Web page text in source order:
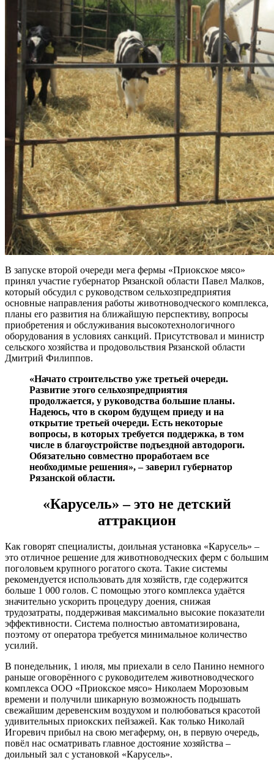
В запуске второй очереди мега фермы «Приокское мясо»
принял участие губернатор Рязанской области Павел Малков,
который обсудил с руководством сельхозпредприятия
основные направления работы животноводческого комплекса,
планы его развития на ближайшую перспективу, вопросы
приобретения и обслуживания высокотехнологичного
оборудования в условиях санкций. Присутствовал и министр
сельского хозяйства и продовольствия Рязанской области
Дмитрий Филиппов.
«Начато строительство уже третьей очереди.
Развитие этого сельхозпредприятия
продолжается, у руководства большие планы.
Надеюсь, что в скором будущем приеду и на
открытие третьей очереди. Есть некоторые
вопросы, в которых требуется поддержка, в том
числе в благоустройстве подъездной автодороги.
Обязательно совместно проработаем все
необходимые решения», – заверил губернатор
Рязанской области.
«Карусель» – это не детский
аттракцион
Как говорят специалисты, доильная установка «Карусель» –
это отличное решение для животноводческих ферм с большим
поголовьем крупного рогатого скота. Такие системы
рекомендуется использовать для хозяйств, где содержится
больше 1 000 голов. С помощью этого комплекса удаётся
значительно ускорить процедуру доения, снижая
трудозатраты, поддерживая максимально высокие показатели
эффективности. Система полностью автоматизирована,
поэтому от оператора требуется минимальное количество
усилий.
В понедельник, 1 июля, мы приехали в село Панино немного
раньше оговорённого с руководителем животноводческого
комплекса ООО «Приокское мясо» Николаем Морозовым
времени и получили шикарную возможность подышать
свежайшим деревенским воздухом и полюбоваться красотой
удивительных приокских пейзажей. Как только Николай
Игоревич прибыл на свою мегаферму, он, в первую очередь,
повёл нас осматривать главное достояние хозяйства –
доильный зал с установкой «Карусель».